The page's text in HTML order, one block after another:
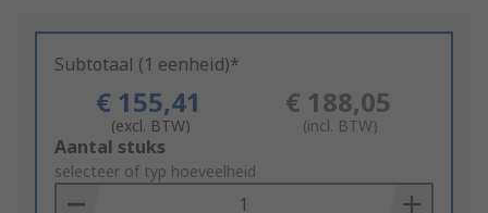
Subtotaal (1 eenheid)*
€ 155,41
(excl. BTW)
€ 188,05
(incl. BTW)
Add
to
Basket
Aantal stuks
selecteer of typ hoeveelheid